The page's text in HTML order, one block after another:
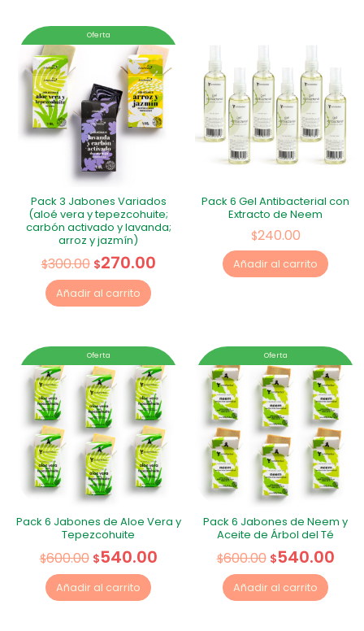
Oferta
Pack 3 Jabones Variados
(aloé vera y tepezcohuite;
carbón activado y lavanda;
arroz y jazmín)
$300.00 $270.00
Añadir al carrito
Pack 6 Gel Antibacterial con
Extracto de Neem
$240.00
Añadir al carrito
Oferta
Pack 6 Jabones de Aloe Vera y
Tepezcohuite
$600.00 $540.00
Añadir al carrito
Oferta
Pack 6 Jabones de Neem y
Aceite de Árbol del Té
$600.00 $540.00
Añadir al carrito